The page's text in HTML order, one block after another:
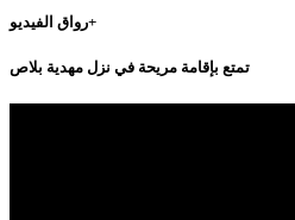
رواق الفيديو+
تمتع بإقامة مريحة في نزل مهدية بلاص